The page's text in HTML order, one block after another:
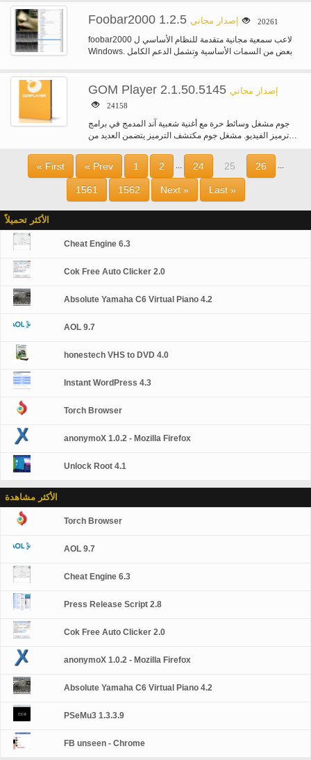
Foobar2000 1.2.5 إصدار مجاني 20261
foobar2000 لاعب سمعية مجانية متقدمة للنظام الأساسي ل
Windows. بعض من السمات الأساسية وتشمل الدعم الكامل
GOM Player 2.1.50.5145 إصدار مجاني
24158
جوم مشغل وسائط حرة مع أغنية شعبية آند المدمج في برامج
ترميز الفيديو. مشغل جوم مكتشف الترميز يتضمن العديد من…
« First « Prev 1 2 ... 24 25 26 ...
1561 1562 Next » Last »
الأكثر تحميلاً
Cheat Engine 6.3
Cok Free Auto Clicker 2.0
Absolute Yamaha C6 Virtual Piano 4.2
AOL 9.7
honestech VHS to DVD 4.0
Instant WordPress 4.3
Torch Browser
anonymoX 1.0.2 - Mozilla Firefox
Unlock Root 4.1
الأكثر مشاهدة
Torch Browser
AOL 9.7
Cheat Engine 6.3
Press Release Script 2.8
Cok Free Auto Clicker 2.0
anonymoX 1.0.2 - Mozilla Firefox
Absolute Yamaha C6 Virtual Piano 4.2
PSeMu3 1.3.3.9
FB unseen - Chrome